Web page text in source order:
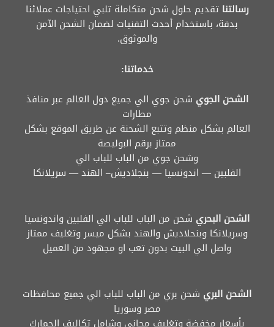
رسالتنا تقديم حلول شحن متكاملة تلبي احتياجات عملائنا
بدقة، باستخدام أحدث التقنيات لضمان الشحن الآمن
والموثوق.
خدماتنا:
الشحن الجوي شحن جوي الي جميع دول العالم عبر منافذ
مطارات
العالم بشكل منظم وتتبع الشحنة عن طريق الموقع بشكل
ممتاز برقم البوليصة
وشحن جوي من الباب للباب الي
الفلبين — اندونسيا — بنجلاديش– الهند — سريلانكا
الشحن البحري شحن من الباب للباب الي الفلبين واندونسيا
وسريلانكا وبنحلاديش والهند بشكل ميسر وتغليف ممتاز
واصل الي البيت بدون تعب او مجهود من العميل
الشحن البري شحن بري من الباب للباب الي جميع محافظات
مصر وسوريا
بأسعار مخفضة وتغليف مجاني وشامل تكاليف الجمارك